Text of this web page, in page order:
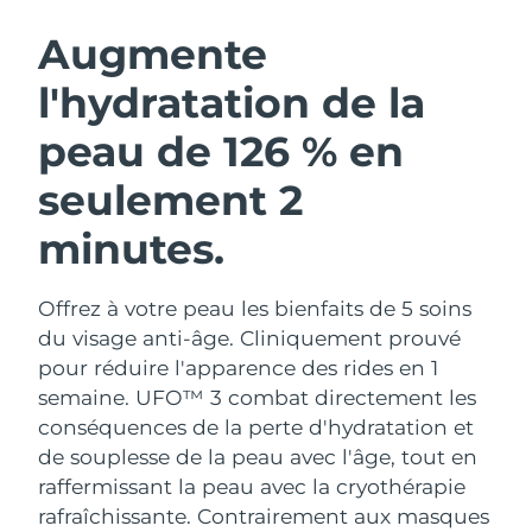
Augmente
l'hydratation de la
peau de 126 % en
seulement 2
minutes.
Offrez à votre peau les bienfaits de 5 soins
du visage anti-âge. Cliniquement prouvé
pour réduire l'apparence des rides en 1
semaine. UFO™ 3 combat directement les
conséquences de la perte d'hydratation et
de souplesse de la peau avec l'âge, tout en
raffermissant la peau avec la cryothérapie
rafraîchissante. Contrairement aux masques
Nettoyage du visage
LUNA™ 4 coffret
Anti-aging massage
LUNA™ 4 Plus
Massage, LED heating
LUNA™ 4 Men
For men, anti-aging massage
Lifting
BEAR™ 2 coffret
Microcurrent toning
BEAR™ 2 go
Microcurrent toning on-the-go
BEAR™ 2 eyes & lips
Microcurrent line smoothing device
UFO™ 3 coffret
Deep facial hydration
UFO™ 3 LED
Near-infrared and red light therapy
device
issa™ 4
Hybrid silicone sonic toothbrush
issa™ 4 plus
Smart hybrid silicone sonic toothbrush
FAQ™ TRAITEMENT ANTI-ÂGE
Anti-âge Traitements LED
NEW
Autriche
Bahreïn Livraison estimée11/08/2026
Belgique Livraison estimée
Bermudes Livraison estimée
Bosnie-Herzégovine
Brunei Livraison estimée15/08/2026
Bulgarie Livraison estimée10/08/2026
Canada Livraison estimée14/08/2026
Chili Livraison estimée14/08/2026